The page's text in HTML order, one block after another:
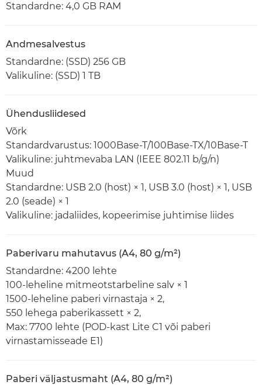
Standardne: 4,0 GB RAM
Andmesalvestus
Standardne: (SSD) 256 GB
Valikuline: (SSD) 1 TB
Ühendusliidesed
Võrk
Standardvarustus: 1000Base-T/100Base-TX/10Base-T
Valikuline: juhtmevaba LAN (IEEE 802.11 b/g/n)
Muud
Standardne: USB 2.0 (host) × 1, USB 3.0 (host) × 1, USB
2.0 (seade) × 1
Valikuline: jadaliides, kopeerimise juhtimise liides
Paberivaru mahutavus (A4, 80 g/m²)
Standardne: 4200 lehte
100-leheline mitmeotstarbeline salv × 1
1500-leheline paberi virnastaja × 2,
550 lehega paberikassett × 2,
Max: 7700 lehte (POD-kast Lite C1 või paberi
virnastamisseade E1)
Paberi väljastusmaht (A4, 80 g/m²)